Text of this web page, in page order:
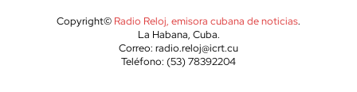
Copyright© Radio Reloj, emisora cubana de noticias.
La Habana, Cuba.
Correo: radio.reloj@icrt.cu
Teléfono: (53) 78392204